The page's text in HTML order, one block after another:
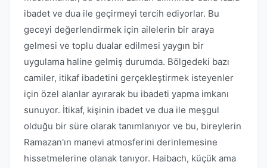
ibadet ve dua ile geçirmeyi tercih ediyorlar. Bu
geceyi değerlendirmek için ailelerin bir araya
gelmesi ve toplu dualar edilmesi yaygın bir
uygulama haline gelmiş durumda. Bölgedeki bazı
camiler, itikaf ibadetini gerçekleştirmek isteyenler
için özel alanlar ayırarak bu ibadeti yapma imkanı
sunuyor. İtikaf, kişinin ibadet ve dua ile meşgul
olduğu bir süre olarak tanımlanıyor ve bu, bireylerin
Ramazan'ın manevi atmosferini derinlemesine
hissetmelerine olanak tanıyor. Haibach, küçük ama